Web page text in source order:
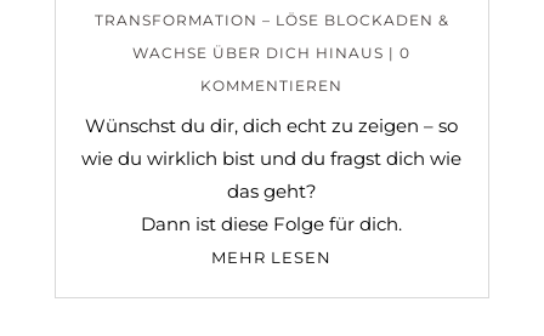
TRANSFORMATION – LÖSE BLOCKADEN &
WACHSE ÜBER DICH HINAUS | 0
KOMMENTIEREN
Wünschst du dir, dich echt zu zeigen – so
wie du wirklich bist und du fragst dich wie
das geht?
Dann ist diese Folge für dich.
MEHR LESEN